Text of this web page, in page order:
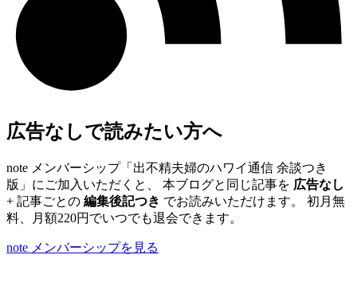
広告なしで読みたい方へ
note メンバーシップ「出不精夫婦のハワイ通信 余談つき
版」にご加入いただくと、 本ブログと同じ記事を 広告なし
+ 記事ごとの 編集後記つき でお読みいただけます。 初月無
料、月額220円でいつでも退会できます。
note メンバーシップを見る